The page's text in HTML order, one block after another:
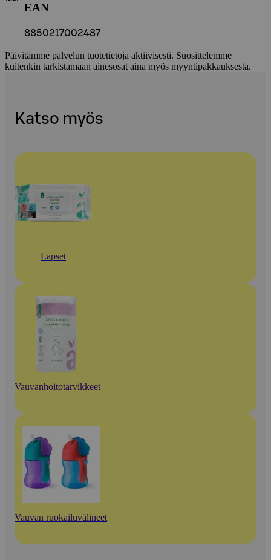
EAN
8850217002487
Päivitämme palvelun tuotetietoja aktiivisesti. Suosittelemme
kuitenkin tarkistamaan ainesosat aina myös myyntipakkauksesta.
Katso myös
Lapset
Vauvanhoitotarvikkeet
Vauvan ruokailuvälineet